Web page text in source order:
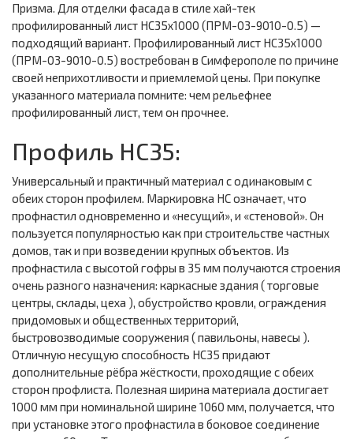
Призма. Для отделки фасада в стиле хай-тек
профилированный лист НС35х1000 (ПРМ-03-9010-0.5) —
подходящий вариант. Профилированный лист НС35х1000
(ПРМ-03-9010-0.5) востребован в Симферополе по причине
своей неприхотливости и приемлемой цены. При покупке
указанного материала помните: чем рельефнее
профилированный лист, тем он прочнее.
Профиль НС35:
Универсальный и практичный материал с одинаковым с
обеих сторон профилем. Маркировка НС означает, что
профнастил одновременно и «несущий», и «стеновой». Он
пользуется популярностью как при строительстве частных
домов, так и при возведении крупных объектов. Из
профнастила с высотой гофры в 35 мм получаются строения
очень разного назначения: каркасные здания ( торговые
центры, склады, цеха ), обустройство кровли, ограждения
придомовых и общественных территорий,
быстровозводимые сооружения ( павильоны, навесы ).
Отличную несущую способность НС35 придают
дополнительные рёбра жёсткости, проходящие с обеих
сторон профлиста. Полезная ширина материала достигает
1000 мм при номинальной ширине 1060 мм, получается, что
при установке этого профнастила в боковое соединение